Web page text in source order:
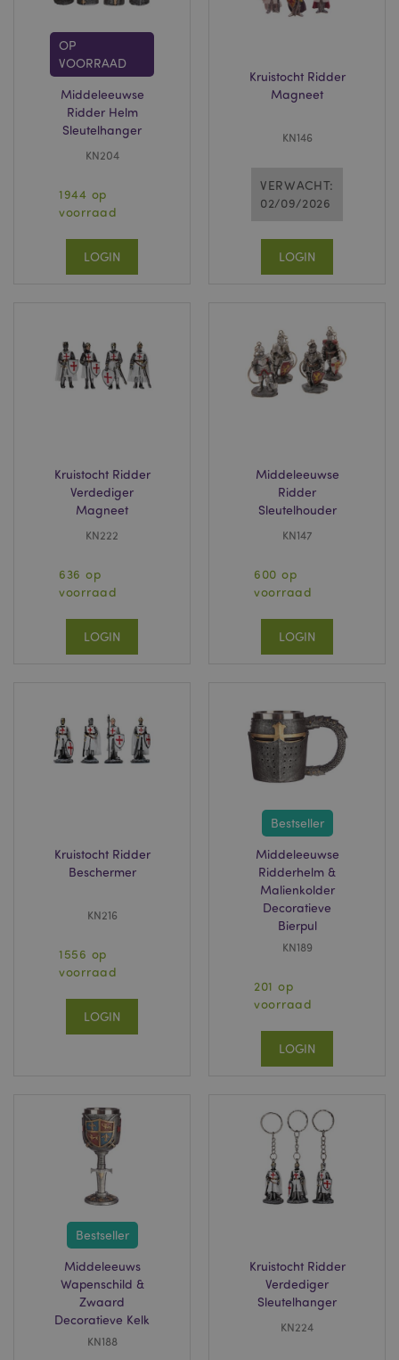
OP
VOORRAAD
Middeleeuwse
Ridder Helm
Sleutelhanger
KN204
1944 op
voorraad
LOGIN
Kruistocht Ridder
Magneet
KN146
VERWACHT:
02/09/2026
LOGIN
Kruistocht Ridder
Verdediger
Magneet
KN222
636 op
voorraad
LOGIN
Middeleeuwse
Ridder
Sleutelhouder
KN147
600 op
voorraad
LOGIN
Kruistocht Ridder
Beschermer
KN216
1556 op
voorraad
LOGIN
Bestseller
Middeleeuwse
Ridderhelm &
Malienkolder
Decoratieve
Bierpul
KN189
201 op
voorraad
LOGIN
Bestseller
Middeleeuws
Wapenschild &
Zwaard
Decoratieve Kelk
KN188
Kruistocht Ridder
Verdediger
Sleutelhanger
KN224